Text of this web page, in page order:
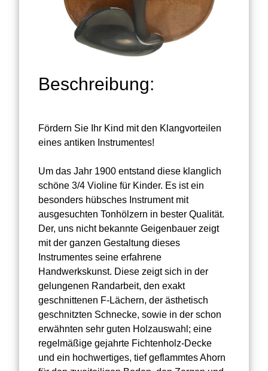
Beschreibung:
Fördern Sie Ihr Kind mit den Klangvorteilen
eines antiken Instrumentes!
Um das Jahr 1900 entstand diese klanglich
schöne 3/4 Violine für Kinder. Es ist ein
besonders hübsches Instrument mit
ausgesuchten Tonhölzern in bester Qualität.
Der, uns nicht bekannte Geigenbauer zeigt
mit der ganzen Gestaltung dieses
Instrumentes seine erfahrene
Handwerkskunst. Diese zeigt sich in der
gelungenen Randarbeit, den exakt
geschnittenen F-Lächern, der ästhetisch
geschnitzten Schnecke, sowie in der schon
erwähnten sehr guten Holzauswahl; eine
regelmäßige gejahrte Fichtenholz-Decke
und ein hochwertiges, tief geflammtes Ahorn